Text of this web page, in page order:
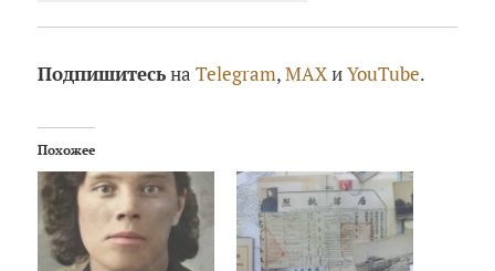
ПодпишитесьнаTelegram,MAXиYouTube.
Похожее